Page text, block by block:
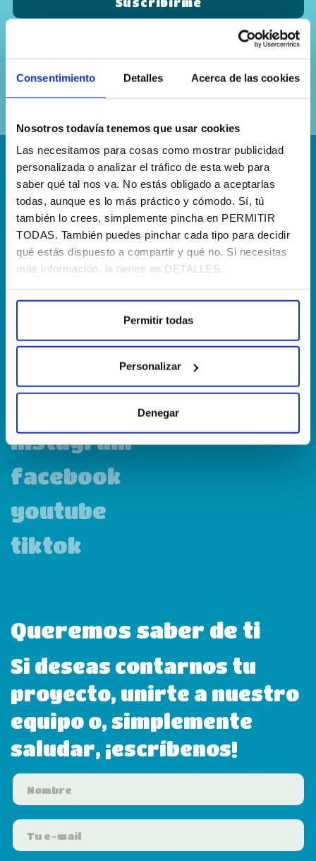
Consentimiento Detalles Acerca de las cookies
Nosotros todavía tenemos que usar cookies
Las necesitamos para cosas como mostrar publicidad
personalizada o analizar el tráfico de esta web para
saber qué tal nos va. No estás obligado a aceptarlas
todas, aunque es lo más práctico y cómodo. Sí, tú
también lo crees, simplemente pincha en PERMITIR
TODAS. También puedes pinchar cada tipo para decidir
qué estás dispuesto a compartir y qué no. Si necesitas
más información, la tienes en DETALLES.
Permitir todas
Personalizar
Denegar
política de
¡Escríbenos!
hola@agenciapisto.com
¿Hablamos?!
(+34) 910 40 46 33
¿Dónde estamos?
Calle Francia, 13 Local 12 28971 Griñón MADRID
instagram
facebook
youtube
tiktok
Queremos saber de ti
Si deseas contarnos tu
proyecto, unirte a nuestro
equipo o, simplemente
saludar, ¡escríbenos!